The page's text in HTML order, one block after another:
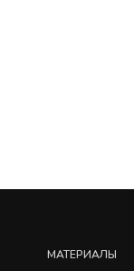
МАТЕРИАЛЫ